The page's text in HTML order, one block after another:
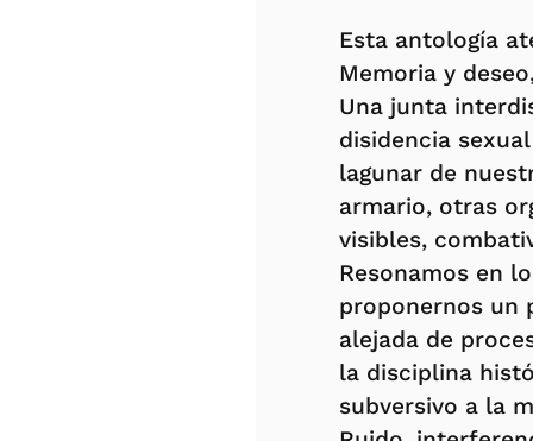
Esta antología
Memoria y
Una junta
disidencia
lagunar de
armario, otras
visibles,
Resonamos en
proponernos un
alejada de
la disciplina
subversivo a la